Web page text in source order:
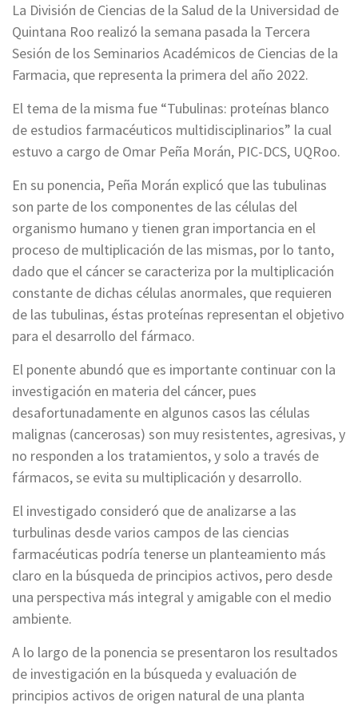
La División de Ciencias de la Salud de la Universidad de
Quintana Roo realizó la semana pasada la Tercera
Sesión de los Seminarios Académicos de Ciencias de la
Farmacia, que representa la primera del año 2022.
El tema de la misma fue “Tubulinas: proteínas blanco
de estudios farmacéuticos multidisciplinarios” la cual
estuvo a cargo de Omar Peña Morán, PIC-DCS, UQRoo.
En su ponencia, Peña Morán explicó que las tubulinas
son parte de los componentes de las células del
organismo humano y tienen gran importancia en el
proceso de multiplicación de las mismas, por lo tanto,
dado que el cáncer se caracteriza por la multiplicación
constante de dichas células anormales, que requieren
de las tubulinas, éstas proteínas representan el objetivo
para el desarrollo del fármaco.
El ponente abundó que es importante continuar con la
investigación en materia del cáncer, pues
desafortunadamente en algunos casos las células
malignas (cancerosas) son muy resistentes, agresivas, y
no responden a los tratamientos, y solo a través de
fármacos, se evita su multiplicación y desarrollo.
El investigado consideró que de analizarse a las
turbulinas desde varios campos de las ciencias
farmacéuticas podría tenerse un planteamiento más
claro en la búsqueda de principios activos, pero desde
una perspectiva más integral y amigable con el medio
ambiente.
A lo largo de la ponencia se presentaron los resultados
de investigación en la búsqueda y evaluación de
principios activos de origen natural de una planta